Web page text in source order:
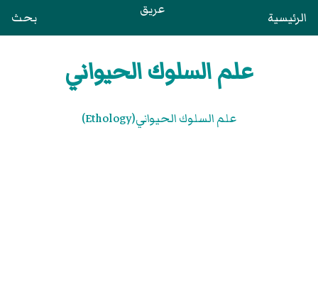
الرئيسية عريق بحث
علم السلوك الحيواني
علم السلوك الحيواني(Ethology)